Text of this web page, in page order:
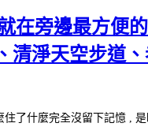
在旁邊最方
淨天空步道
了什麼完全沒留下記憶 ,